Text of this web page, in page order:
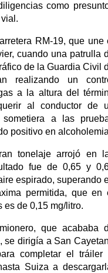
como
RM-19, que une
cuando una patrulla
de la Guardia Civil
realizando un
a la altura del
al conductor de
a las
positivo en
tonelaje arrojó en
fue de 0,65 y
espirado, superando
permitida, que en
es de 0,15 mg/litro.
que acababa
se dirigía a San
completar el tráiler
Suiza a